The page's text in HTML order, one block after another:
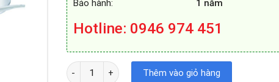
Bảo hành:
1 năm
Hotline: 0946 974 451
BỘ NỒI CHẢO CAO CẤP 5 MÓN ZEMMER ZEMCOOK
Thêm vào giỏ hàng